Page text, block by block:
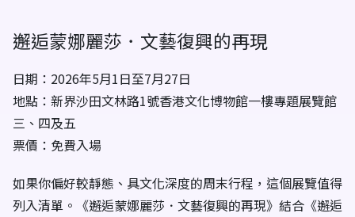
邂逅蒙娜麗莎．文藝復興的再現
日期：2026年5月1日至7月27日
地點：新界沙田文林路1號香港文化博物館一樓專題展覽館
三、四及五
票價：免費入場
如果你偏好較靜態、具文化深度的周末行程，這個展覽值得
列入清單。《邂逅蒙娜麗莎．文藝復興的再現》結合《邂逅